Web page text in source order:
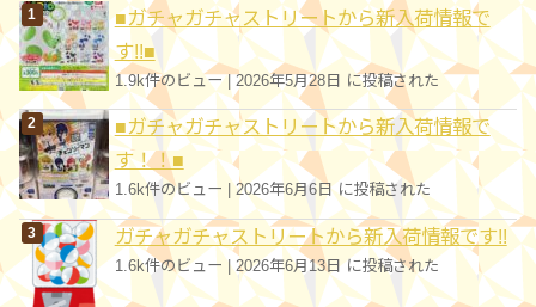
ー
■ガチャガチャストリートから新入荷情報で
す!!■
1.9k件のビュー| 2026年5月28日 に投稿された
■ガチャガチャストリートから新入荷情報で
す！！■
1.6k件のビュー |2026年6月6日 に投稿された
ガチャガチャストリートから新入荷情報です!!
1.6k件のビュー | 2026年6月13日 に投稿された